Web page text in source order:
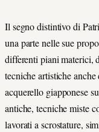
Il segno distintivo di
una parte nelle sue
differenti piani materici,
tecniche artistiche
acquerello giapponese
antiche, tecniche miste
lavorati a scrostature,